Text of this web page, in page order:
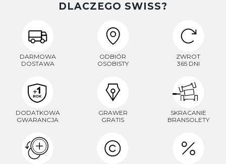
DLACZEGO SWISS?
DARMOWA
DOSTAWA
ODBIÓR
OSOBISTY
ZWROT
365 DNI
DODATKOWA
GWARANCJA
GRAWER
GRATIS
SKRACANIE
BRANSOLETY